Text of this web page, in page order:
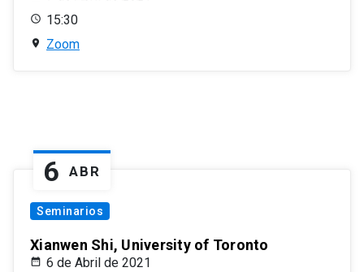
15:30
Zoom
6 ABR
Seminarios
Xianwen Shi, University of Toronto
6 de Abril de 2021